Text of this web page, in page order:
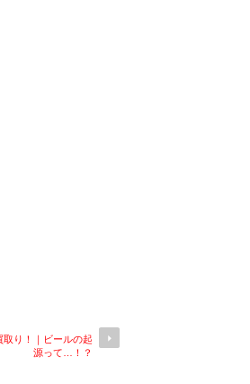
取り！｜ビールの起
源って…！？